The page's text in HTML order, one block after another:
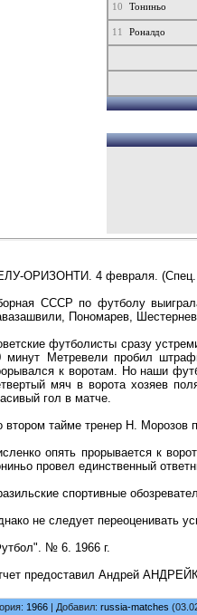
10 Тониньо
11 Роналдо
ОРИЗОНТИ. 4 февраля. (Спец.
СССР по футболу
Пономарев,
футболисты сразу
минут Метревели пробил
к воротам. Но наши
мяч в ворота хозяев
гол в матче.
втором тайме тренер Н.
опять прорывается к
провел единственный
спортивные
не следует переоценивать
№ 6. 1966 г.
предоставил Андрей
1966 | Добавил: russia-matches